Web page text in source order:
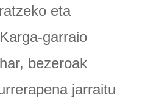
eta
garraio
bezeroak
jarraitu